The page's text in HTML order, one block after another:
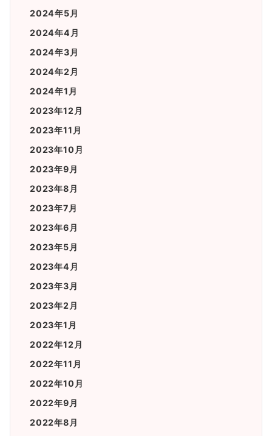
2024年5月
2024年4月
2024年3月
2024年2月
2024年1月
2023年12月
2023年11月
2023年10月
2023年9月
2023年8月
2023年7月
2023年6月
2023年5月
2023年4月
2023年3月
2023年2月
2023年1月
2022年12月
2022年11月
2022年10月
2022年9月
2022年8月